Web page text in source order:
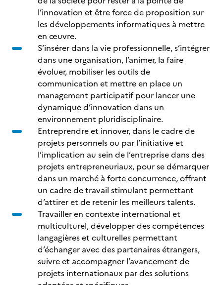
l’innovation et être force de proposition sur
les développements informatiques à mettre
en œuvre.
S’insérer dans la vie professionnelle, s’intégrer
dans une organisation, l’animer, la faire
évoluer, mobiliser les outils de
communication et mettre en place un
management participatif pour lancer une
dynamique d’innovation dans un
environnement pluridisciplinaire.
Entreprendre et innover, dans le cadre de
projets personnels ou par l’initiative et
l’implication au sein de l’entreprise dans des
projets entrepreneuriaux, pour se démarquer
dans un marché à forte concurrence, offrant
un cadre de travail stimulant permettant
d’attirer et de retenir les meilleurs talents.
Travailler en contexte international et
multiculturel, développer des compétences
langagières et culturelles permettant
d’échanger avec des partenaires étrangers,
suivre et accompagner l’avancement de
projets internationaux par des solutions